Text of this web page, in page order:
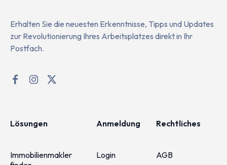
Erhalten Sie die neuesten Erkenntnisse, Tipps und Updates
zur Revolutionierung Ihres Arbeitsplatzes direkt in Ihr
Postfach.
Lösungen
Immobilienmakler
Anmeldung
Login
Rechtliches
AGB